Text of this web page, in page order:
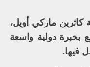
كاثرين ماركي أويل،
بخبرة دولية واسعة
فيها.